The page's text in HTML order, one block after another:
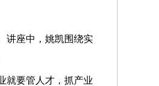
讲座中，姚凯围绕实
就要管人才，抓产业